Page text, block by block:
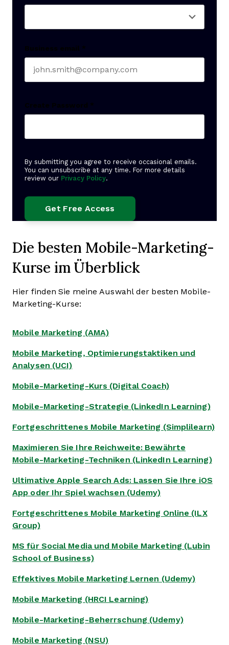
Business email *
Create Password *
By submitting you agree to receive occasional emails.
You can unsubscribe at any time. For more details
review our Privacy Policy.
Die besten Mobile-Marketing-
Kurse im Überblick
Hier finden Sie meine Auswahl der besten Mobile-
Marketing-Kurse:
Mobile Marketing (AMA)
Mobile Marketing, Optimierungstaktiken und
Analysen (UCI)
Mobile-Marketing-Kurs (Digital Coach)
Mobile-Marketing-Strategie (LinkedIn Learning)
Fortgeschrittenes Mobile Marketing (Simplilearn)
Maximieren Sie Ihre Reichweite: Bewährte
Mobile-Marketing-Techniken (LinkedIn Learning)
Ultimative Apple Search Ads: Lassen Sie Ihre iOS
App oder Ihr Spiel wachsen (Udemy)
Fortgeschrittenes Mobile Marketing Online (ILX
Group)
MS für Social Media und Mobile Marketing (Lubin
School of Business)
Effektives Mobile Marketing Lernen (Udemy)
Mobile Marketing (HRCI Learning)
Mobile-Marketing-Beherrschung (Udemy)
Mobile Marketing (NSU)